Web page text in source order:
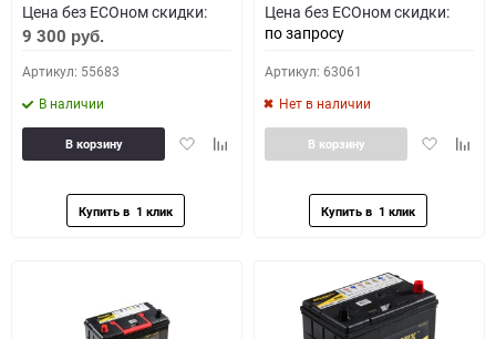
Цена без ECOном скидки:
9 300 руб.
Артикул: 55683
В наличии
ДобавитьДобавить
В корзину
Цена без ECOном скидки:
по запросу
Артикул: 63061
Нет в наличии
Добавить
В корзину